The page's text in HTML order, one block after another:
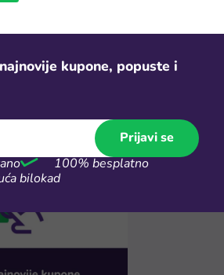
kupone, popuste i
Prijavi se
100% besplatno
bilokad